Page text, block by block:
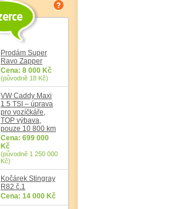
Prodám Super
Ravo Zapper
Cena: 8 000 Kč
(původně 18 Kč)
VW Caddy Maxi
1.5 TSI – úprava
pro vozíčkáře,
TOP výbava,
pouze 10 800 km
Cena: 699 000
Kč
(původně 1 250 000
Kč)
Kočárek Stingray
R82 č.1
Cena: 14 000 Kč